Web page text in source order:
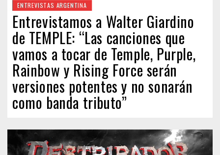
ENTREVISTAS ARGENTINA
Entrevistamos a Walter Giardino
de TEMPLE: “Las canciones que
vamos a tocar de Temple, Purple,
Rainbow y Rising Force serán
versiones potentes y no sonarán
como banda tributo”